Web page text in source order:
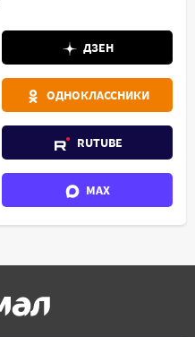
ДЗЕН
ОДНОКЛАССНИКИ
RUTUBE
MAX